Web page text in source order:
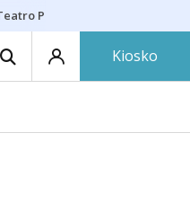
Principal
Kiosko